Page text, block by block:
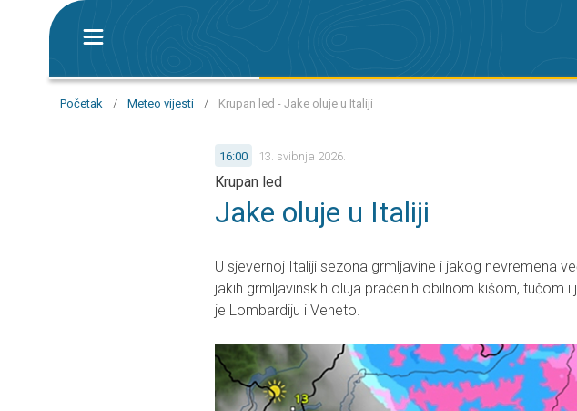
Početak / Meteo vijesti / Krupan led - Jake oluje u Italiji
16:00 13. svibnja 2026.
Krupan led
Jake oluje u Italiji
U sjevernoj Italiji sezona grmljavine i jakog nevremena
jakih grmljavinskih oluja praćenih obilnom kišom, tučom
je Lombardiju i Veneto.